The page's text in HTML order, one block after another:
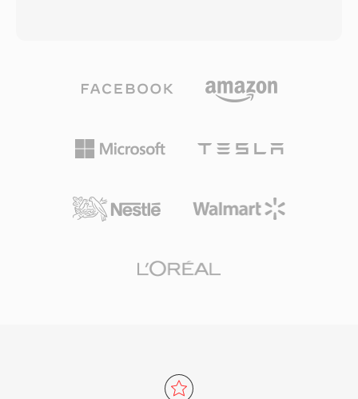
MP3或AAC不同，反复保存不会降低信号质量。
Logic Pro和GarageBand，AIFF在这些软件中作
为原生工作格式使用。该容器支持多种采样率和最
辨率工作流需求。对于优先考虑无损完整性而非存